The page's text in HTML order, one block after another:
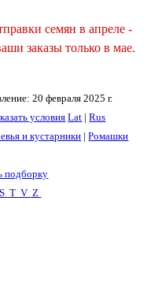
семян в апреле -
заказы только в мае.
20 февраля 2025 г.
условия Lat |Rus
и кустарники |Ромашки
подборку
S T V Z